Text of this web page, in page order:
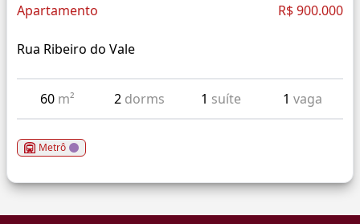
Apartamento R$ 900.000
Rua Ribeiro do Vale
60 m² 2 dorms 1 suíte 1 vaga
Metrô